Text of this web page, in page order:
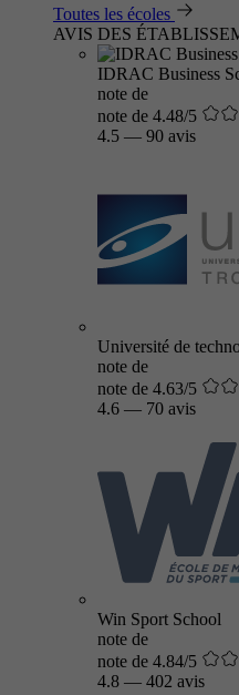
Toutes les écoles
AVIS DES
IDRAC Business
note de
note de 4.48/5
4.5 — 90 avis
Université de
note de
note de 4.63/5
4.6 — 70 avis
Win Sport School
note de
note de 4.84/5
4.8 — 402 avis